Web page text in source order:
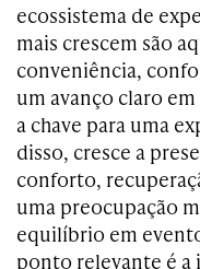
ecossistema de
mais crescem são
conveniência,
um avanço claro
a chave para uma
disso, cresce a
conforto,
uma preocupação
equilíbrio em
ponto relevante é a